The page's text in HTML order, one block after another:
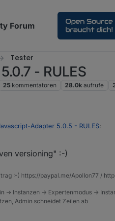
Forum
Tester
- RULES
25 kommentatoren 28.0k aufrufe
Adapter 5.0.5 - RULES:
wären
versioning" :-)
:-) https://paypal.me/Apollon77 /
-> Instanzen -> Expertenmodus ->
Admin schneidet Zeilen ab